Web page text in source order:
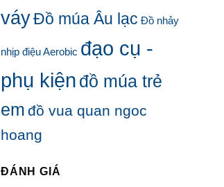
váyĐồ múa Âu lạc Đồ nhảy
nhịp điệu Aerobic đạo cụ -
phụ kiện đồ múa trẻ
em đồ vua quan ngoc
hoang
ĐÁNH GIÁ